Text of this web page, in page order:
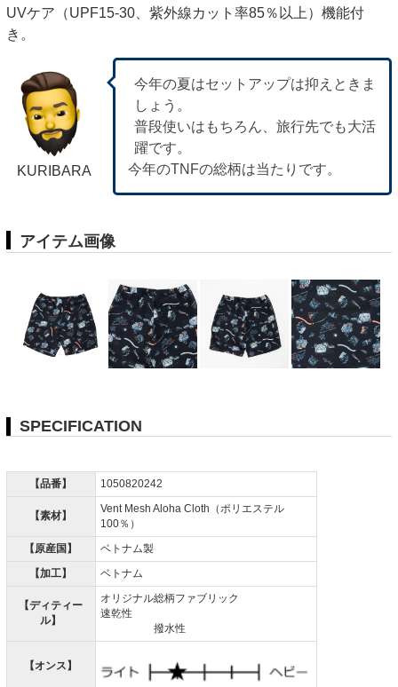
UVケア（UPF15-30、紫外線カット率85％以上）機能付
き。
KURIBARA
今年の夏はセットアップは抑えときま
しょう。
普段使いはもちろん、旅行先でも大活
躍です。
今年のTNFの総柄は当たりです。
アイテム画像
SPECIFICATION
【品番】 1050820242
【素材】
Vent Mesh Aloha Cloth（ポリエステル
100％）
【原産国】
ベトナム製
【加工】
ベトナム
【ディティー
ル】
オリジナル総柄ファブリック
速乾性
撥水性
【オンス】